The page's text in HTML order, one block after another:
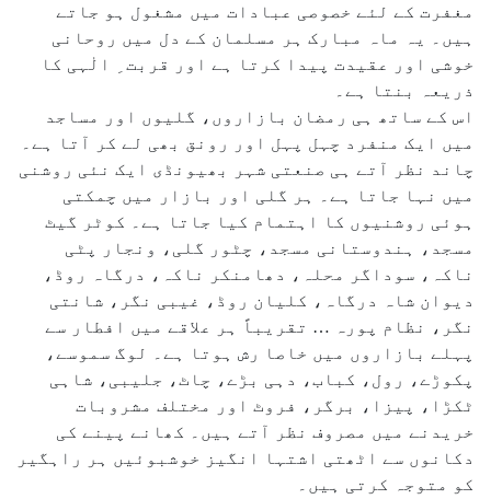
مغفرت کے لئے خصوصی عبادات میں مشغول ہو جاتے
ہیں۔ یہ ماہ مبارک ہر مسلمان کے دل میں روحانی
خوشی اور عقیدت پیدا کرتا ہے اور قربت ِ الٰہی کا
ذریعہ بنتا ہے۔
اس کے ساتھ ہی رمضان بازاروں، گلیوں اور مساجد
میں ایک منفرد چہل پہل اور رونق بھی لے کر آتا ہے۔
چاند نظر آتے ہی صنعتی شہر بھیونڈی ایک نئی روشنی
میں نہا جاتا ہے۔ ہر گلی اور بازار میں چمکتی
ہوئی روشنیوں کا اہتمام کیا جاتا ہے۔ کوٹر گیٹ
مسجد، ہندوستانی مسجد، چٹور گلی، ونجار پٹی
ناکہ، سوداگر محلہ، دھامنکر ناکہ، درگاہ روڈ،
دیوان شاہ درگاہ، کلیان روڈ، غیبی نگر، شانتی
نگر، نظام پورہ … تقریباً ہر علاقے میں افطار سے
پہلے بازاروں میں خاصا رش ہوتا ہے۔ لوگ سموسے،
پکوڑے، رول، کباب، دہی بڑے، چاٹ، جلیبی، شاہی
ٹکڑا، پیزا، برگر، فروٹ اور مختلف مشروبات
خریدنے میں مصروف نظر آتے ہیں۔ کھانے پینے کی
دکانوں سے اٹھتی اشتہا انگیز خوشبوئیں ہر راہگیر
کو متوجہ کرتی ہیں۔